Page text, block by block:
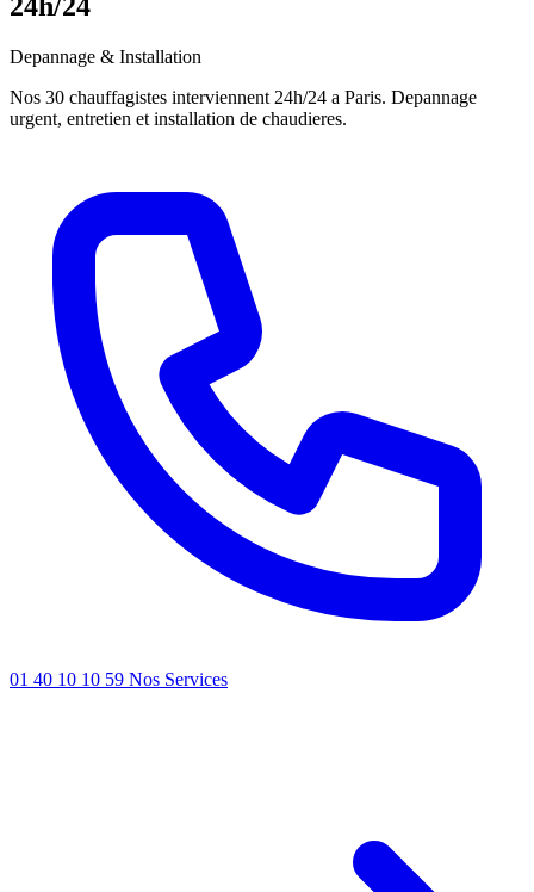
Depannage & Installation
Nos 30 chauffagistes interviennent 24h/24 a Paris. Depannage
urgent, entretien et installation de chaudieres.
01 40 10 10 59 Nos Services